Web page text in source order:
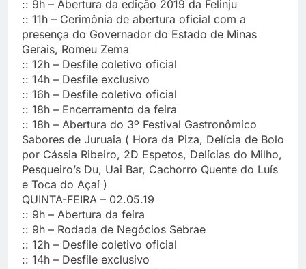
:: 9h – Abertura da edição 2019 da Felinju
:: 11h – Cerimônia de abertura oficial com a
presença do Governador do Estado de Minas
Gerais, Romeu Zema
:: 12h – Desfile coletivo oficial
:: 14h – Desfile exclusivo
:: 16h – Desfile coletivo oficial
:: 18h – Encerramento da feira
:: 18h – Abertura do 3º Festival Gastronômico
Sabores de Juruaia ( Hora da Piza, Delícia de Bolo
por Cássia Ribeiro, 2D Espetos, Delícias do Milho,
Pesqueiro’s Du, Uai Bar, Cachorro Quente do Luís
e Toca do Açaí )
QUINTA-FEIRA – 02.05.19
:: 9h – Abertura da feira
:: 9h – Rodada de Negócios Sebrae
:: 12h – Desfile coletivo oficial
:: 14h – Desfile exclusivo